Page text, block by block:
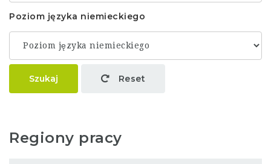
Poziom języka niemieckiego
Szukaj Reset
Regiony pracy